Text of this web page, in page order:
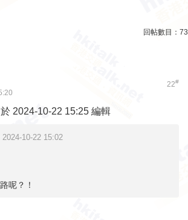
回帖數目： 73
22#
2024-10-22 15:25 編輯
10-22 15:02
呢？！